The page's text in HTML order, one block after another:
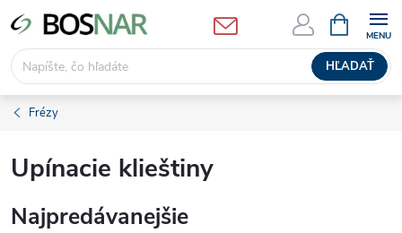
Prejsť
na
obsah
HĽADAŤ
KOŠÍK
Frézy
Upínacie klieštiny
Najpredávanejšie